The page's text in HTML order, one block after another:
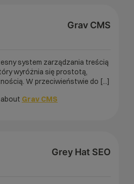
Grav CMS
system zarządzania treścią
wyróżnia się prostotą,
W przeciwieństwie do [...]
Grav CMS
Grey Hat SEO